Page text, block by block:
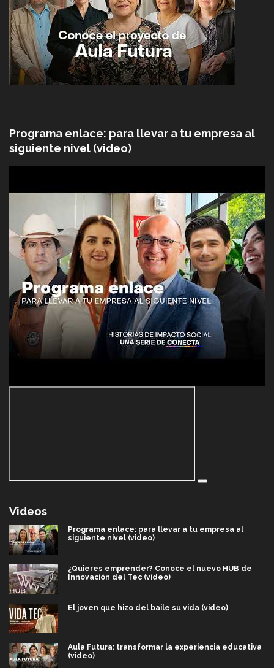
Programa enlace: para llevar a tu empresa al
siguiente nivel (video)
Videos
Programa enlace: para llevar a tu empresa al
siguiente nivel (video)
¿Quieres emprender? Conoce el nuevo HUB de
Innovación del Tec (video)
El joven que hizo del baile su vida (video)
Aula Futura: transformar la experiencia educativa
(video)